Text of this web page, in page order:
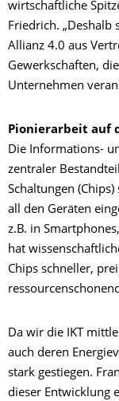
wirtschaftliche
Friedrich.
Allianz 4.0 aus
Gewerkschaften,
Unternehmen
Pionierarbeit auf
Die Informations-
zentraler
Schaltungen
all den Geräten
z.B. in
hat
Chips schneller,
Da wir die IKT
auch deren
stark gestiegen.
dieser Entwicklung